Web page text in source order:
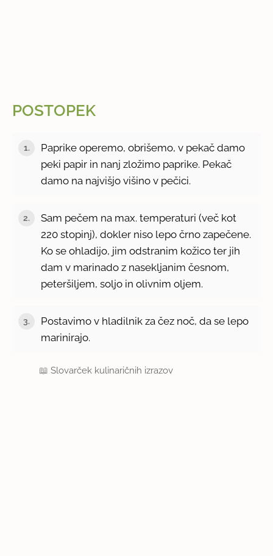
POSTOPEK
1.
Paprike operemo, obrišemo, v pekač damo
peki papir in nanj zložimo paprike. Pekač
damo na najvišjo višino v pečici.
2.
Sam pečem na max. temperaturi (več kot
220 stopinj), dokler niso lepo črno zapečene.
Ko se ohladijo, jim odstranim kožico ter jih
dam v marinado z nasekljanim česnom,
peteršiljem, soljo in olivnim oljem.
3.
Postavimo v hladilnik za čez noč, da se lepo
marinirajo.
📖Slovarček kulinaričnih izrazov